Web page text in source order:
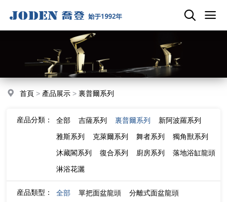
首頁 > 產品展示 >裏普爾系列
産品分類： 全部 吉薩系列 裏普爾系列
新阿波羅系列
雅斯系列
克萊爾系列 舞者系列
獨角獸系列
沐藏閣系列
復合系列 廚房系列
落地浴缸龍頭
淋浴花灑
産品類型： 全部 單把面盆龍頭
分離式面盆龍頭